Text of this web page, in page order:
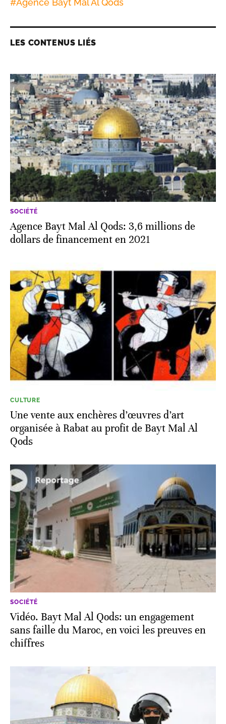
#Agence Bayt Mal Al Qods
LES CONTENUS LIÉS
SOCIÉTÉ
Agence Bayt Mal Al Qods: 3,6 millions de
dollars de financement en 2021
CULTURE
Une vente aux enchères d’œuvres d’art
organisée à Rabat au profit de Bayt Mal Al
Qods
SOCIÉTÉ
Vidéo. Bayt Mal Al Qods: un engagement
sans faille du Maroc, en voici les preuves en
chiffres